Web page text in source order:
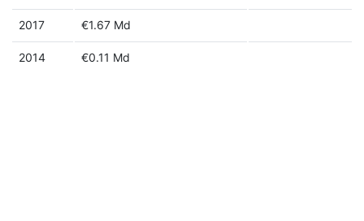
2017 €1.67 Md
2014 €0.11 Md